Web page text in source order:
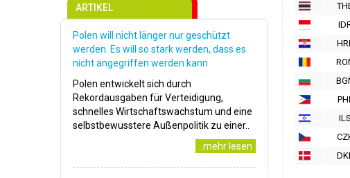
ILS
ARTIKEL
Polen will nicht länger nur geschützt
werden. Es will so stark werden, dass es
nicht angegriffen werden kann
Polen entwickelt sich durch
Rekordausgaben für Verteidigung,
schnelles Wirtschaftswachstum und eine
selbstbewusstere Außenpolitik zu einer..
..mehr lesen